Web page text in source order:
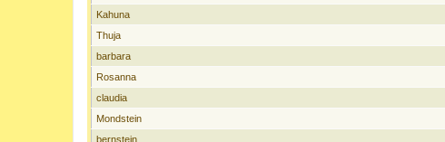
Kahuna
Thuja
barbara
Rosanna
claudia
Mondstein
bernstein